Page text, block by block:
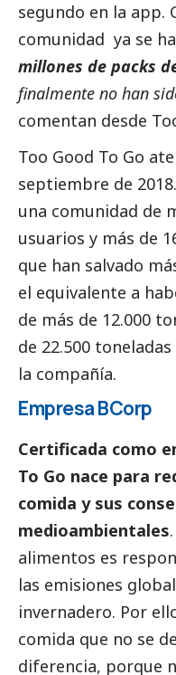
segundo en la app.
comunidad ya se
millones de packs
finalmente no han
comentan desde
Too Good To Go
septiembre de
una comunidad de
usuarios y más de
que han salvado
el equivalente a
de más de 12.000
de 22.500
la compañía.
Empresa BCorp
Certificada como
To Go nace para
comida y sus
medioambientales
alimentos es
las emisiones
invernadero. Por
comida que no se
diferencia, porque